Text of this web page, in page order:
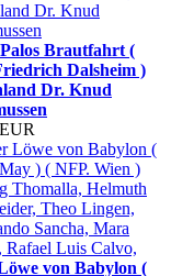
Brautfahrt (
Dalsheim )
Dr. Knud
von Babylon (